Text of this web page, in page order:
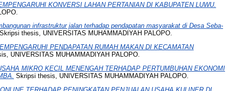
KONVERSI LAHAN PERTANIAN DI KABUPATEN LUWU.
infrastruktur jalan terhadap pendapatan masyarakat di Desa Seba-
Skripsi thesis, UNIVERSITAS MUHAMMADIYAH PALOPO.
PENDAPATAN RUMAH MAKAN DI KECAMATAN
UNIVERSITAS MUHAMMADIYAH PALOPO.
MIKRO KECIL MENENGAH TERHADAP PERTUMBUHAN EKONOMI
Skripsi thesis, UNIVERSITAS MUHAMMADIYAH PALOPO.